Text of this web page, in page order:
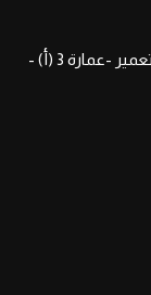
شارع زهراء المعادى - مساكن مصر للتعمير -عمارة 3 (أ) -